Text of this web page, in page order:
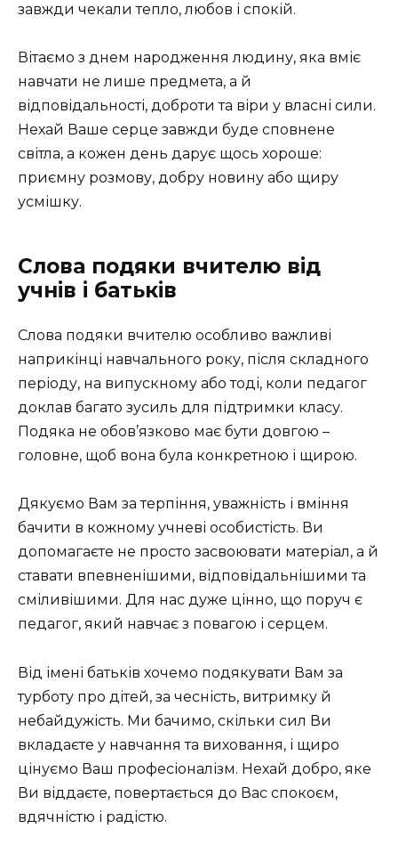
завжди чекали тепло, любов і спокій.
Вітаємо з днем народження людину, яка вміє
навчати не лише предмета, а й
відповідальності, доброти та віри у власні сили.
Нехай Ваше серце завжди буде сповнене
світла, а кожен день дарує щось хороше:
приємну розмову, добру новину або щиру
усмішку.
Слова подяки вчителю від
учнів і батьків
Слова подяки вчителю особливо важливі
наприкінці навчального року, після складного
періоду, на випускному або тоді, коли педагог
доклав багато зусиль для підтримки класу.
Подяка не обов’язково має бути довгою –
головне, щоб вона була конкретною і щирою.
Дякуємо Вам за терпіння, уважність і вміння
бачити в кожному учневі особистість. Ви
допомагаєте не просто засвоювати матеріал, а й
ставати впевненішими, відповідальнішими та
сміливішими. Для нас дуже цінно, що поруч є
педагог, який навчає з повагою і серцем.
Від імені батьків хочемо подякувати Вам за
турботу про дітей, за чесність, витримку й
небайдужість. Ми бачимо, скільки сил Ви
вкладаєте у навчання та виховання, і щиро
цінуємо Ваш професіоналізм. Нехай добро, яке
Ви віддаєте, повертається до Вас спокоєм,
вдячністю і радістю.